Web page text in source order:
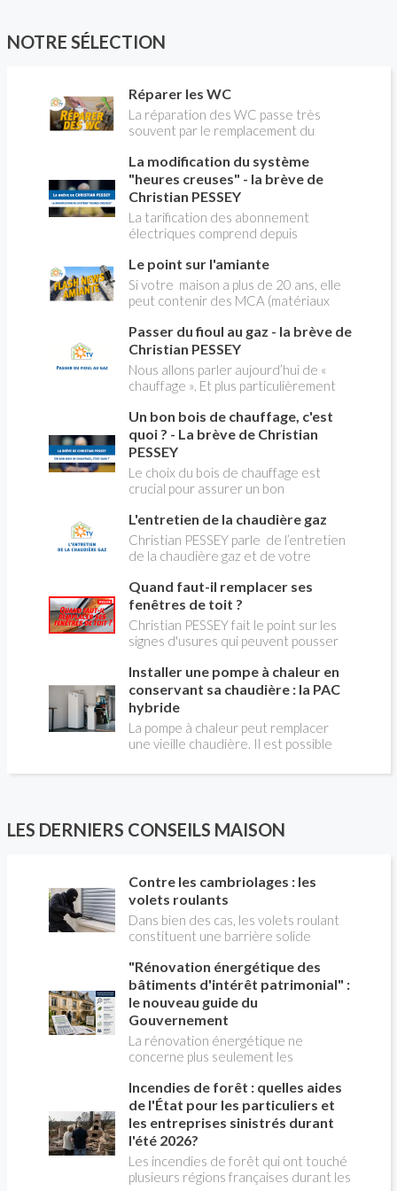
NOTRE SÉLECTION
Réparer les WC
La réparation des WC passe très
souvent par le remplacement du
expliquer
La modification du système
"heures creuses" - la brève de
Christian PESSEY
La tarification des abonnement
électriques comprend depuis
pleines, heures creuses. Aujourd'hui
Christian PESSEY vous explique tout
ce qu'il faut savoir sur la nouvelle
modification du système "heures
creuses" qui concerne près de 15
millions de Français !
Le point sur l'amiante
Si votre maison a plus de 20 ans, elle
peut contenir des MCA (matériaux
panique, on fait le point dans notre
flash news n°3 spéciale Amiante et
ses dangers avec Christian Pessey
Passer du fioul au gaz - la brève de
Christian PESSEY
Nous allons parler aujourd’hui de «
chauffage ». Et plus particulièrement
aborder l’abandon du fioul au profit du
gaz.
Un bon bois de chauffage, c'est
quoi ? - La brève de Christian
PESSEY
Le choix du bois de chauffage est
crucial pour assurer un bon
l'impact environnemental. Mais
comment reconnaître un bois de
qualité ? Plusieurs critères entrent en
jeu : le type d'essence, le taux
d'humidité, la densité et la saison de
coupe.
L'entretien de la chaudière gaz
Christian PESSEY parle de l’entretien
de la chaudière gaz et de votre
avez un système par radiateurs ou un
plancher chauffant, qui sont alimentés
par une chaudière au gaz, vous devez
faire entretenir celle-ci une fois par
an, que vous soyez locataire ou
propriétaire occupant. C’est la même
chose pour un chauffe-bains au gaz.
C’est une obligation légale. Si vous ne
le faites pas, votre responsabilité
pourra être engagée en cas
d’accident, et vous ne serez pas
Quand faut-il remplacer ses
fenêtres de toit ?
Christian PESSEY fait le point sur les
signes d'usures qui peuvent pousser
toit. En remplaçant vos fenêtre de toit
vous ferez des économies de
chauffage et vous améliorerez le
confort des combles qui en sont
équipées.
Installer une pompe à chaleur en
conservant sa chaudière : la PAC
hybride
La pompe à chaleur peut remplacer
une vieille chaudière. Il est possible
l'énergie initialement utilisée (gaz ou
Est-ce intéressant économiquement?
Peut-on bénéficier d'aides comme le
(Association Française pour les
Pompes à Chaleur), répond aux
questions de Christian PESSEY,
journaliste de la construction, en
CHRISTIAN TV sur RÉNO-INFO-
MAISON.com et les plateformes de
podcast.
LES DERNIERS CONSEILS MAISON
Contre les cambriolages : les
volets roulants
Dans bien des cas, les volets roulant
constituent une barrière solide
principe qu'il est plus facile de
s'attaquer à des volets battants qu'à
des volets roulants, ils sont plus
dissuasifs que ces derniers.
"Rénovation énergétique des
bâtiments d'intérêt patrimonial" :
le nouveau guide du
Gouvernement
La rénovation énergétique ne
concerne plus seulement les
individuelles. Les bâtiments anciens
présentant un intérêt patrimonial ,
qu'ils soient protégés ou simplement
remarquables par leur architecture,
consommation d'énergie. Pour
accompagner les propriétaires et les
Incendies de forêt : quelles aides
de l'État pour les particuliers et
les entreprises sinistrés durant
l'été 2026?
Les incendies de forêt qui ont touché
plusieurs régions françaises durant les